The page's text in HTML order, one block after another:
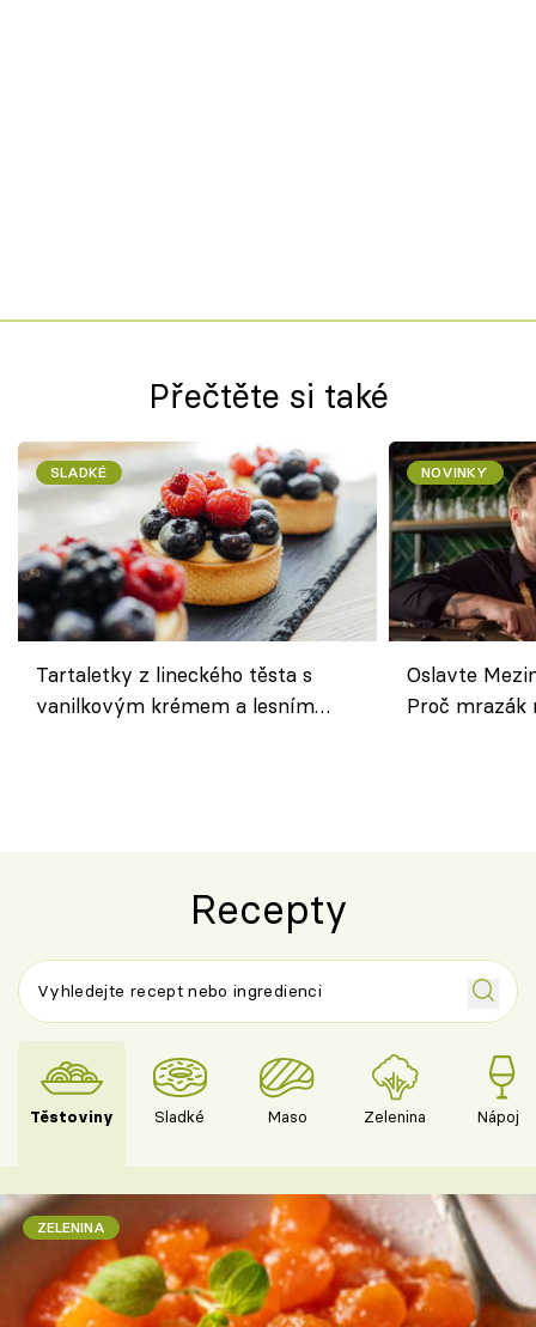
Přečtěte si také
SLADKÉ
Tartaletky z lineckého těsta s
vanilkovým krémem a lesním
NOVINKY
Oslavte
Proč
Recepty
Těstoviny Sladké Maso Zelenina Nápoje
ZELENINA